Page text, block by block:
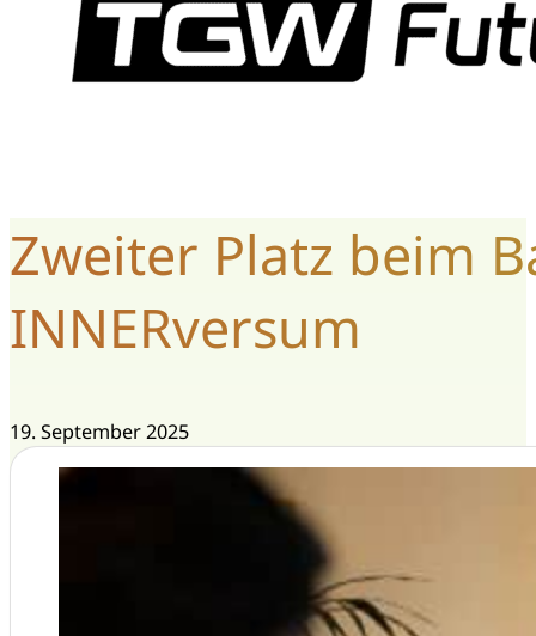
Zweiter Platz beim
INNERversum
19. September 2025